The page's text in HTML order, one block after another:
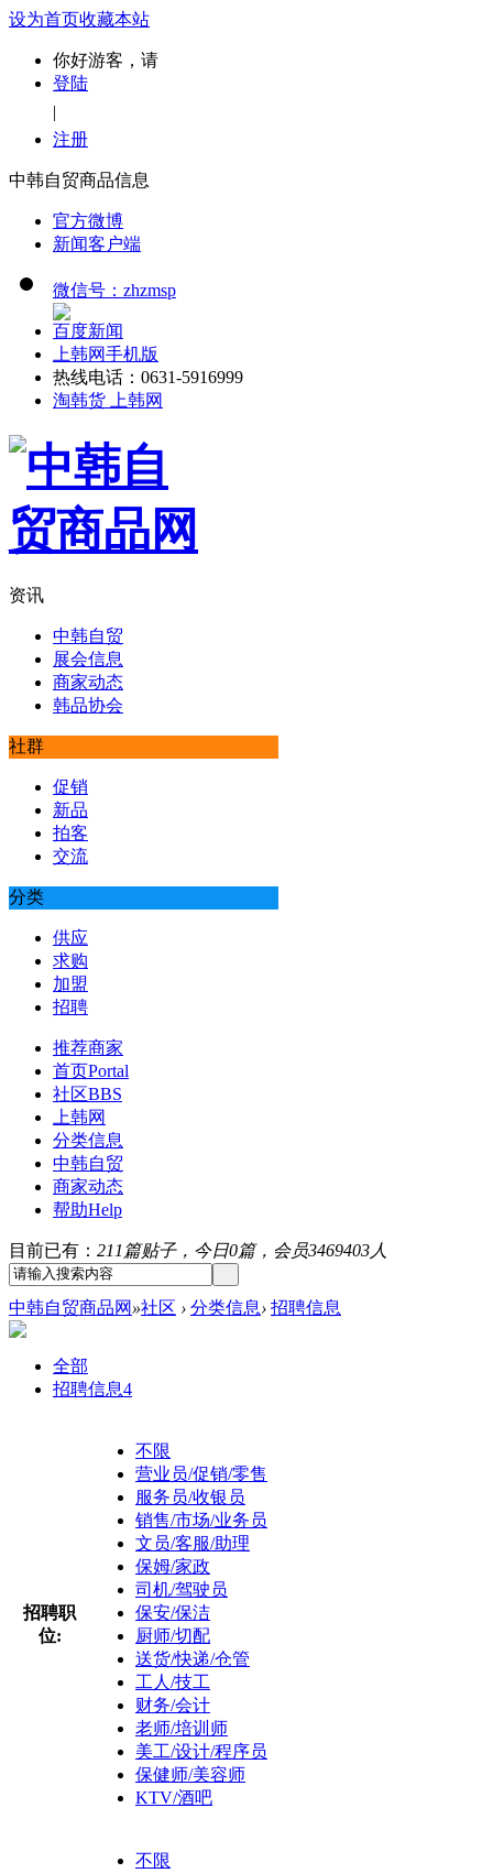
设为首页收藏本站
你好游客，请
登陆
|
注册
中韩自贸商品信息
官方微博
新闻客户端
微信号：zhzmsp
百度新闻
上韩网手机版
热线电话：0631-5916999
淘韩货 上韩网
资讯
中韩自贸
展会信息
商家动态
韩品协会
社群
促销
新品
拍客
交流
分类
供应
求购
加盟
招聘
推荐商家
首页Portal
社区BBS
上韩网
分类信息
中韩自贸
商家动态
帮助Help
目前已有： 211篇贴子，今日0篇，会员3469403人
中韩自贸商品网 »社区 › 分类信息› 招聘信息
全部
招聘信息4
招聘职
位:
不限
营业员/促销/零售
服务员/收银员
销售/市场/业务员
文员/客服/助理
保姆/家政
司机/驾驶员
保安/保洁
厨师/切配
送货/快递/仓管
工人/技工
财务/会计
老师/培训师
美工/设计/程序员
保健师/美容师
KTV/酒吧
不限